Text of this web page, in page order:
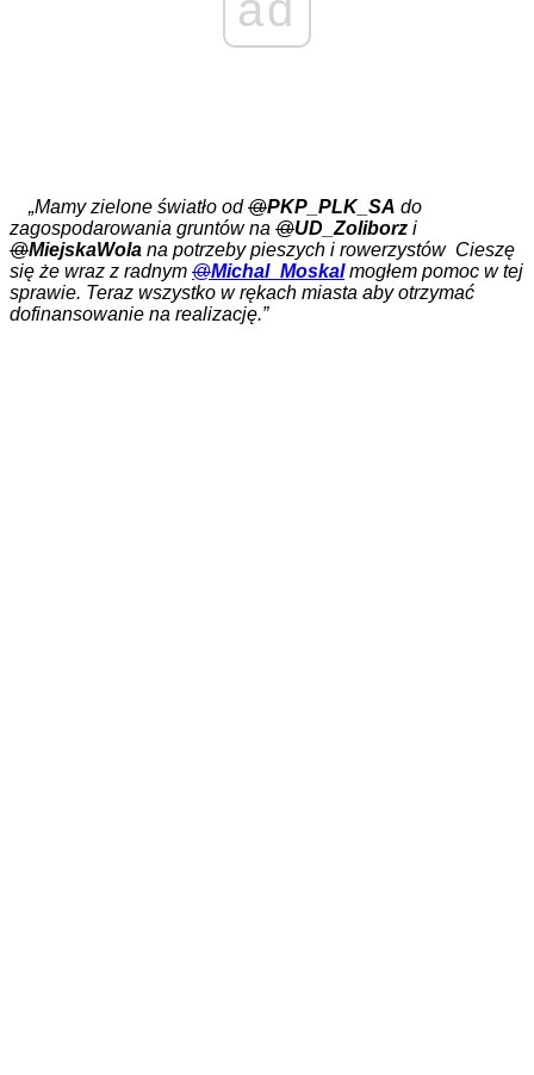
„Mamy zielone światło od@PKP_PLK_SA do
zagospodarowania gruntów na @UD_Zoliborz i
@MiejskaWola na potrzeby pieszych i rowerzystów Cieszę
się że wraz z radnym @Michal_Moskalmogłem pomoc w tej
sprawie. Teraz wszystko w rękach miasta aby otrzymać
dofinansowanie na realizację.”